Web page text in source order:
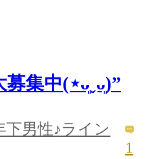
集中(⋆ᴗ͈ˬᴗ͈)”
下男性♪ライン
1